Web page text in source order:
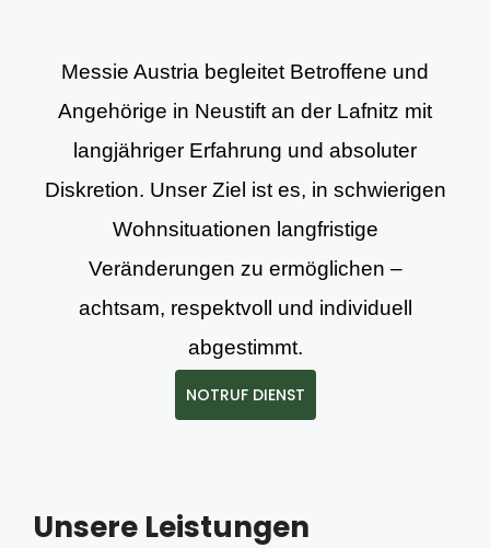
Messie Austria begleitet Betroffene und
Angehörige in Neustift an der Lafnitz mit
langjähriger Erfahrung und absoluter
Diskretion. Unser Ziel ist es, in schwierigen
Wohnsituationen langfristige
Veränderungen zu ermöglichen –
achtsam, respektvoll und individuell
abgestimmt.
NOTRUF DIENST
Unsere Leistungen